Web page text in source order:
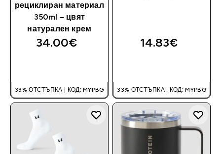
рециклиран материал
350ml – цвят
натурален крем
34.00€‎
33% ОТСТЪПКА | КОД: MYPBG
14.83€‎
33% ОТСТЪПКА | КОД: MYPBG